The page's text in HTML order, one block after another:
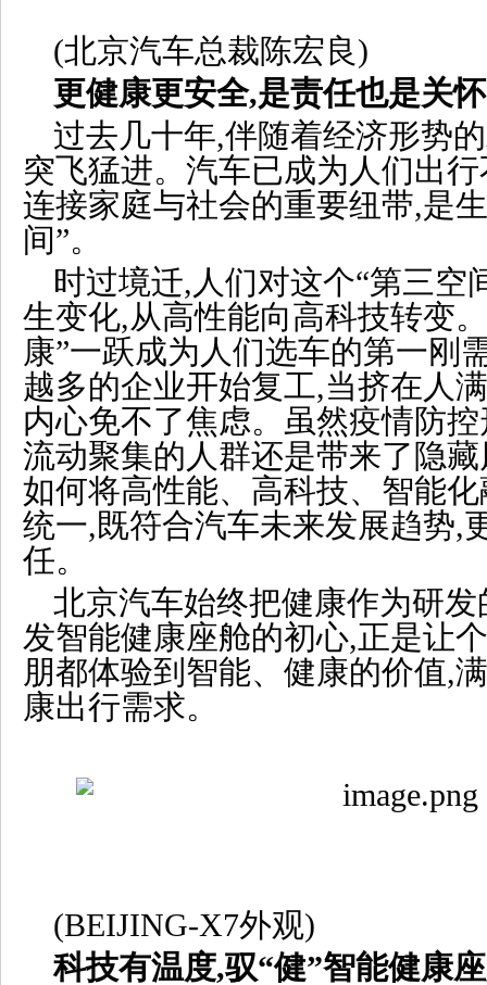
(北京汽车总裁陈宏良)
更健康更安全,是责任也是关怀
过去几十年,伴随着经济形势
突飞猛进。汽车已成为人们出
连接家庭与社会的重要纽带,是
间”。
时过境迁,人们对这个“第三空
生变化,从高性能向高科技转变
康”一跃成为人们选车的第一刚
越多的企业开始复工,当挤在人
内心免不了焦虑。虽然疫情防
流动聚集的人群还是带来了隐
如何将高性能、高科技、智能
统一,既符合汽车未来发展趋势,
任。
北京汽车始终把健康作为研
发智能健康座舱的初心,正是让
朋都体验到智能、健康的价值,
康出行需求。
(BEIJING-X7外观)
科技有温度,驭“健”智能健康